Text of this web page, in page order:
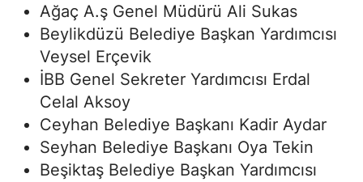
Ağaç A.ş Genel Müdürü Ali Sukas
Beylikdüzü Belediye Başkan Yardımcısı
Veysel Erçevik
İBB Genel Sekreter Yardımcısı Erdal
Celal Aksoy
Ceyhan Belediye Başkanı Kadir Aydar
Seyhan Belediye Başkanı Oya Tekin
Beşiktaş Belediye Başkan Yardımcısı